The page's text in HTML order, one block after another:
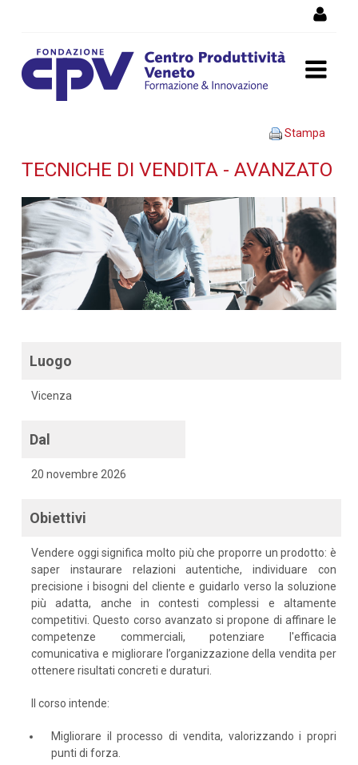
avanzato - Dettaglio corso
di formazione
Stampa
TECNICHE DI VENDITA - AVANZATO
Luogo
Vicenza
Dal
20 novembre 2026
Obiettivi
Vendere oggi significa molto più che proporre un prodotto: è
saper instaurare relazioni autentiche, individuare con
precisione i bisogni del cliente e guidarlo verso la soluzione
più adatta, anche in contesti complessi e altamente
competitivi. Questo corso avanzato si propone di affinare le
competenze commerciali, potenziare l'efficacia
comunicativa e migliorare l’organizzazione della vendita per
ottenere risultati concreti e duraturi.
Il corso intende:
Migliorare il processo di vendita, valorizzando i propri
punti di forza.